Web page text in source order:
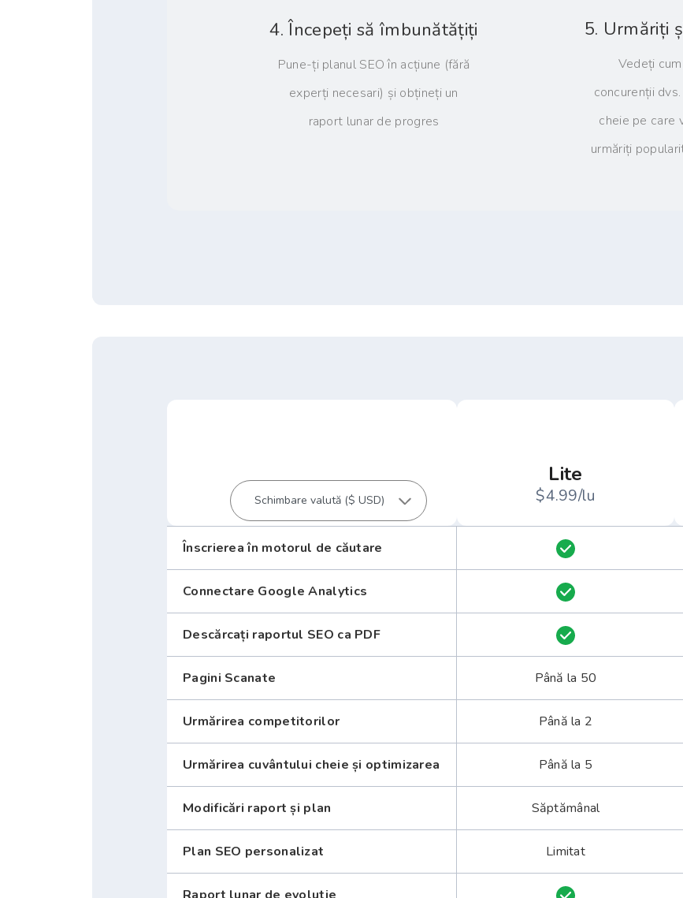
4. Începeți să îmbunătățiți
Pune-ți planul SEO în acțiune (fără
experți necesari) și obțineți un
raport lunar de progres
5. Urmăriți
Vedeți
concurenții
cheie pe care
urmăriți
Înscrierea în motorul de căutare
Connectare Google Analytics
Descărcați raportul SEO ca PDF
Pagini Scanate
Urmărirea competitorilor
Urmărirea cuvântului cheie și optimizarea
Modificări raport și plan
Plan SEO personalizat
Lite
$4.99/lu
Până la 50
Până la 2
Până la 5
Săptămânal
Limitat